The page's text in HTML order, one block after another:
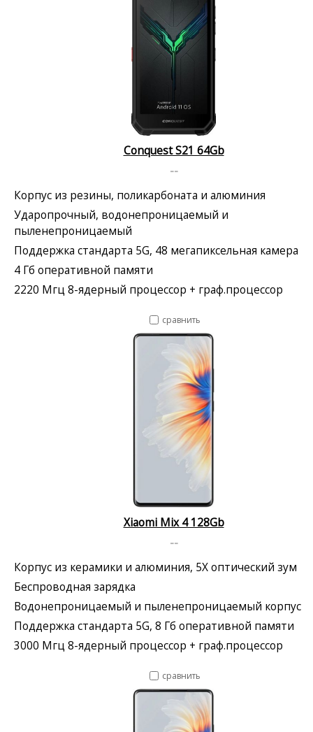
Conquest S21 64Gb
--
Корпус из резины, поликарбоната и алюминия
Ударопрочный, водонепроницаемый и
пыленепроницаемый
Поддержка стандарта 5G, 48 мегапиксельная камера
4 Гб оперативной памяти
2220 Мгц 8-ядерный процессор + граф.процессор
сравнить
Xiaomi Mix 4 128Gb
--
Корпус из керамики и алюминия, 5X оптический зум
Беспроводная зарядка
Водонепроницаемый и пыленепроницаемый корпус
Поддержка стандарта 5G, 8 Гб оперативной памяти
3000 Мгц 8-ядерный процессор + граф.процессор
сравнить